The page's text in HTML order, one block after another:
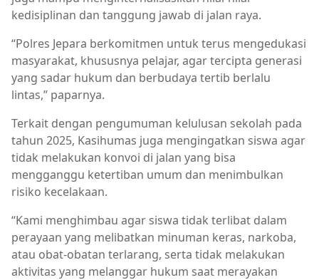
kedisiplinan dan tanggung jawab di jalan raya.
“Polres Jepara berkomitmen untuk terus mengedukasi
masyarakat, khususnya pelajar, agar tercipta generasi
yang sadar hukum dan berbudaya tertib berlalu
lintas,” paparnya.
Terkait dengan pengumuman kelulusan sekolah pada
tahun 2025, Kasihumas juga mengingatkan siswa agar
tidak melakukan konvoi di jalan yang bisa
mengganggu ketertiban umum dan menimbulkan
risiko kecelakaan.
“Kami menghimbau agar siswa tidak terlibat dalam
perayaan yang melibatkan minuman keras, narkoba,
atau obat-obatan terlarang, serta tidak melakukan
aktivitas yang melanggar hukum saat merayakan